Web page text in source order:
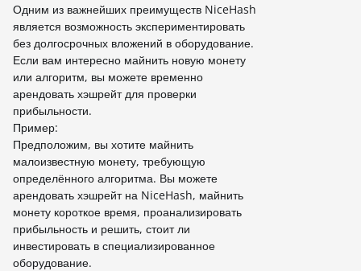
Одним из важнейших преимуществ NiceHash
является возможность экспериментировать
без долгосрочных вложений в оборудование.
Если вам интересно майнить новую монету
или алгоритм, вы можете временно
арендовать хэшрейт для проверки
прибыльности.
Пример:
Предположим, вы хотите майнить
малоизвестную монету, требующую
определённого алгоритма. Вы можете
арендовать хэшрейт на NiceHash, майнить
монету короткое время, проанализировать
прибыльность и решить, стоит ли
инвестировать в специализированное
оборудование.